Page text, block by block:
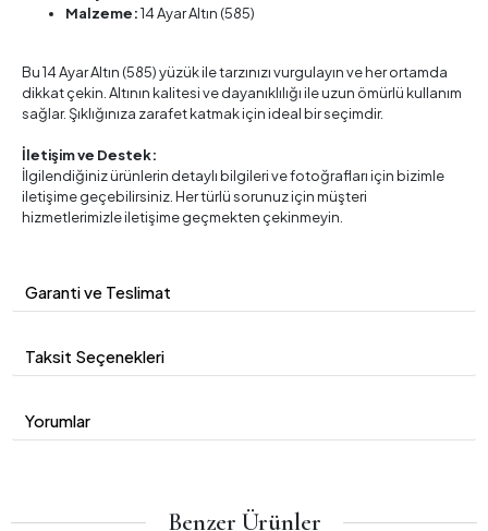
Malzeme:14 Ayar Altın (585)
Bu 14 Ayar Altın (585) yüzük ile tarzınızı vurgulayın ve her ortamda
dikkat çekin. Altının kalitesi ve dayanıklılığı ile uzun ömürlü kullanım
sağlar. Şıklığınıza zarafet katmak için ideal bir seçimdir.
İletişim ve Destek:
İlgilendiğiniz ürünlerin detaylı bilgileri ve fotoğrafları için bizimle
iletişime geçebilirsiniz. Her türlü sorunuz için müşteri
hizmetlerimizle iletişime geçmekten çekinmeyin.
Garanti ve Teslimat
Taksit Seçenekleri
Yorumlar
Benzer Ürünler